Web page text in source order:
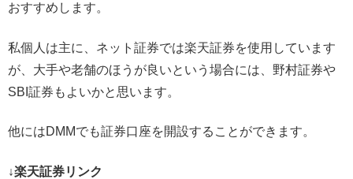
おすすめします。
私個人は主に、ネット証券では楽天証券を使用しています
が、大手や老舗のほうが良いという場合には、野村証券や
SBI証券もよいかと思います。
他にはDMMでも証券口座を開設することができます。
↓楽天証券リンク